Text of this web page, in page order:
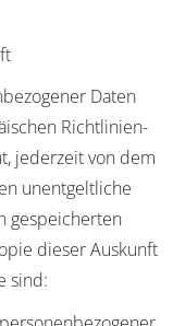
Daten
Richtlinien-
jederzeit von dem
unentgeltliche
gespeicherten
dieser Auskunft
sind: